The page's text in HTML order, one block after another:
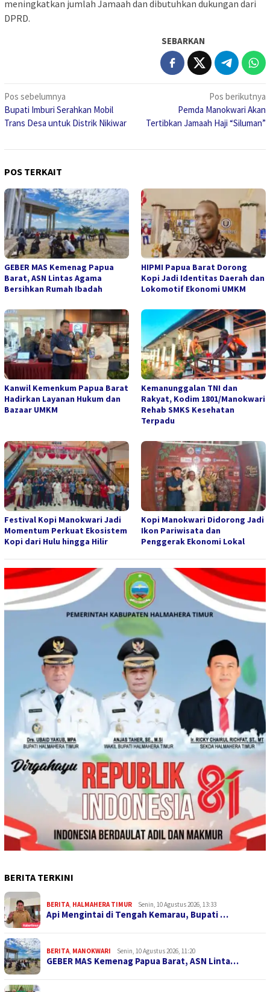
meningkatkan jumlah Jamaah dan dibutuhkan dukungan dari
DPRD.
SEBARKAN
Navigasi
pos
Pos sebelumnya
Bupati Imburi Serahkan Mobil
Trans Desa untuk Distrik Nikiwar
Pos berikutnya
Pemda Manokwari Akan
Tertibkan Jamaah Haji “Siluman”
POS TERKAIT
GEBER MAS Kemenag Papua
Barat, ASN Lintas Agama
Bersihkan Rumah Ibadah
HIPMI Papua Barat Dorong
Kopi Jadi Identitas Daerah dan
Lokomotif Ekonomi UMKM
Kanwil Kemenkum Papua Barat
Hadirkan Layanan Hukum dan
Bazaar UMKM
Kemanunggalan TNI dan
Rakyat, Kodim 1801/Manokwari
Rehab SMKS Kesehatan
Terpadu
Festival Kopi Manokwari Jadi
Momentum Perkuat Ekosistem
Kopi dari Hulu hingga Hilir
Kopi Manokwari Didorong Jadi
Ikon Pariwisata dan
Penggerak Ekonomi Lokal
BERITA TERKINI
BERITA HALMAHERA TIMUR Senin, 10 Agustus 2026, 13:33
Api Mengintai di Tengah Kemarau, Bupati …
BERITA MANOKWARI Senin, 10 Agustus 2026, 11:20
GEBER MAS Kemenag Papua Barat, ASN Linta…